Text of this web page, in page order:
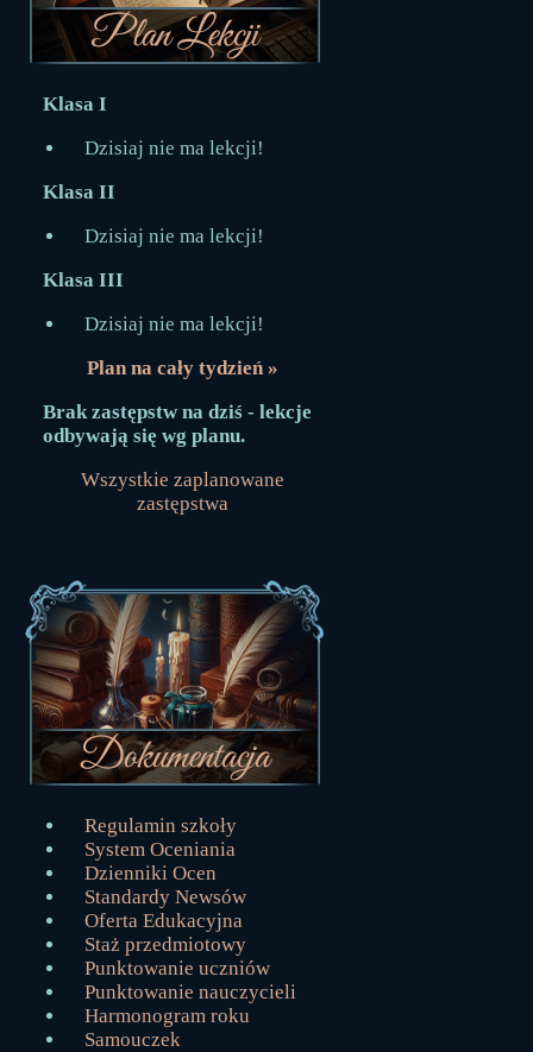
Klasa I
Dzisiaj nie ma lekcji!
Klasa II
Dzisiaj nie ma lekcji!
Klasa III
Dzisiaj nie ma lekcji!
Plan na cały tydzień »
Brak zastępstw na dziś - lekcje
odbywają się wg planu.
Wszystkie zaplanowane
zastępstwa
Regulamin szkoły
System Oceniania
Dzienniki Ocen
Standardy Newsów
Oferta Edukacyjna
Staż przedmiotowy
Punktowanie uczniów
Punktowanie nauczycieli
Harmonogram roku
Samouczek